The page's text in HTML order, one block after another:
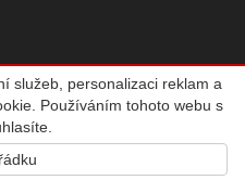
242 08 621, se sídlem Praha 2,
zn. C 188784 vedená u Městského
Vyrobila a provozuje
služeb, personalizaci reklam a
Používáním tohoto webu s